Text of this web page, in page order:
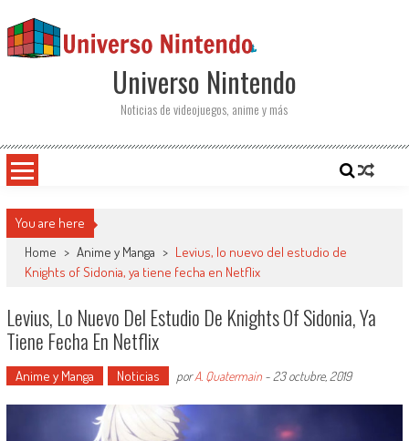
Universo Nintendo
Noticias de videojuegos, anime y más
You are here
Home > Anime y Manga > Levius, lo nuevo del estudio de
Knights of Sidonia, ya tiene fecha en Netflix
Levius, Lo Nuevo Del Estudio De Knights Of Sidonia, Ya
Tiene Fecha En Netflix
Anime y Manga Noticias porA. Quatermain- 23 octubre, 2019